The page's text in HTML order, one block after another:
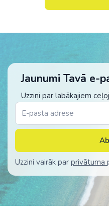
Jaunumi Tavā e-
Uzzini par labākajiem
Uzzini vairāk par privātuma